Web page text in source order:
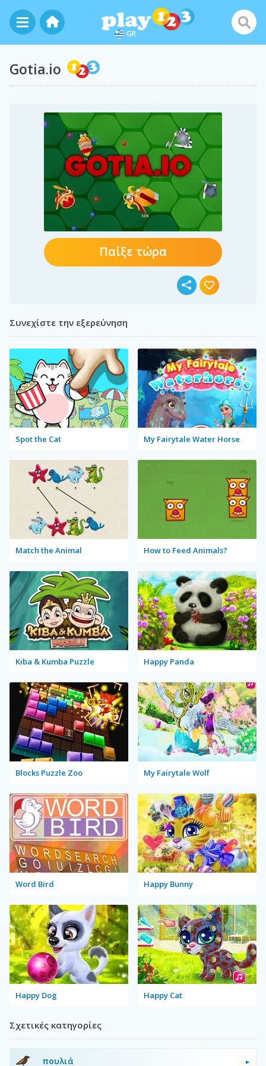
GR
Gotia.io
Παίξε τώρα
Συνεχίστε την εξερεύνηση
Spot the Cat My Fairytale Water Horse
Match the Animal How to Feed Animals?
Kiba & Kumba Puzzle Happy Panda
Blocks Puzzle Zoo My Fairytale Wolf
Word Bird Happy Bunny
Happy Dog Happy Cat
Σχετικές κατηγορίες
πουλιά